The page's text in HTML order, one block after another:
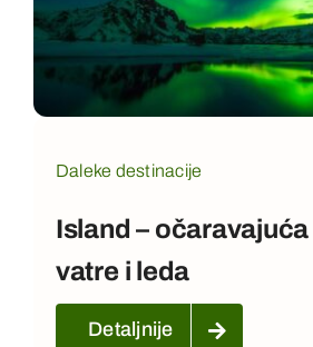
Kontakt
Daleke destinacije
Island –
vatre i leda
Detaljnije